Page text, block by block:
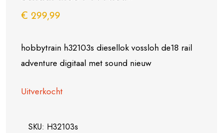
€ 299,99
hobbytrain h32103s diesellok vossloh de18 rail
adventure digitaal met sound nieuw
Uitverkocht
SKU: H32103s